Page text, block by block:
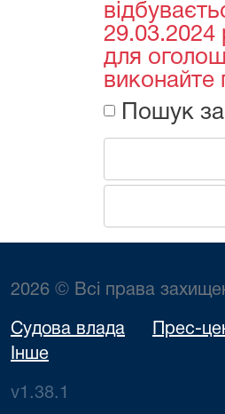
29.03.2024
для
виконайте
Пошук
2026 © Всі права
Судова влада Прес-
Інше
v1.38.1